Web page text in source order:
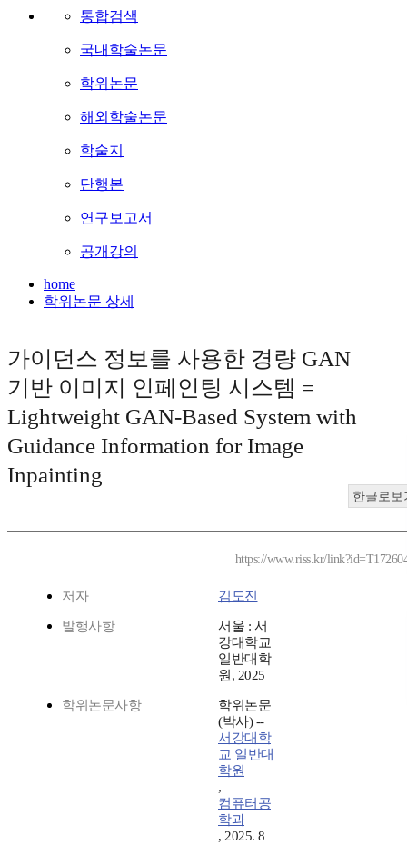
통합검색
국내학술논문
학위논문
해외학술논문
학술지
단행본
연구보고서
공개강의
home
학위논문 상세
가이던스 정보를 사용한 경량 GAN
기반 이미지 인페인팅 시스템 =
Lightweight GAN-Based System with
Guidance Information for Image
Inpainting
한글로보
https://www.riss.kr/
저자 김도진
발행사항
서울 : 서
강대학교
일반대학
원, 2025
학위논문사항
학위논문
(박사) --
서강대학
교 일반대
학원
,
컴퓨터공
학과
, 2025. 8